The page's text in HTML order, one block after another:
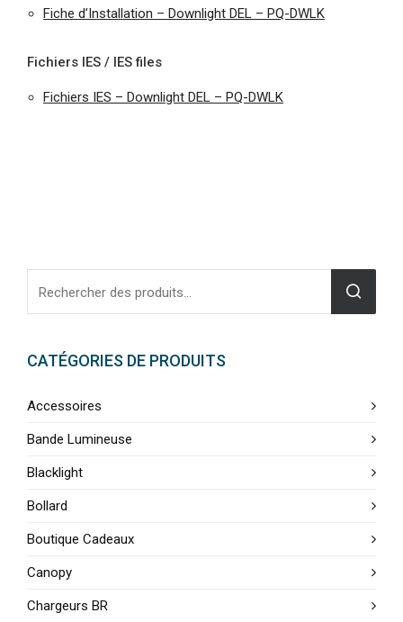
Fiche d’Installation – Downlight DEL – PQ-DWLK
Fichiers IES / IES files
Fichiers IES – Downlight DEL – PQ-DWLK
CATÉGORIES DE PRODUITS
Accessoires
Bande Lumineuse
Blacklight
Bollard
Boutique Cadeaux
Canopy
Chargeurs BR